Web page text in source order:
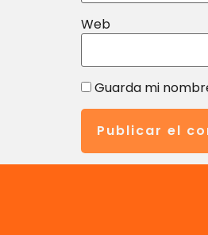
Web
Guarda mi